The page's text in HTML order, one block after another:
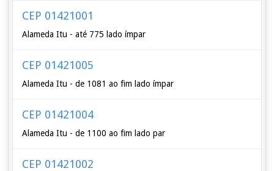
CEP 01421001
Alameda Itu - até 775 lado ímpar
CEP 01421005
Alameda Itu - de 1081 ao fim lado ímpar
CEP 01421004
Alameda Itu - de 1100 ao fim lado par
CEP 01421002